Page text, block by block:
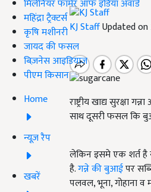
मिलेनियर फार्मर ऑफ इंडिया अवॉर्ड
महिंद्रा ट्रैक्टर्स
कृषि मशीनरी
जायद की फसल
बिज़नेस आइडियाज
पीएम किसान
Home
न्यूज़ रैप
खबरें
KJ StaffUpdated on
राष्ट्रीय खाद्य
साथ दूसरी फसल कि
लेकिन इसमे एक शर्त है
है.गन्ने की बुआईपर
पलवल, भूना, गोहाना व